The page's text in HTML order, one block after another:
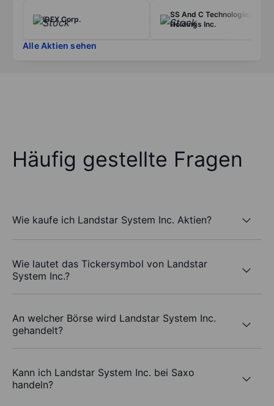
IDEX Corp.
SS And C Technologies
Holdings Inc.
Alle Aktien sehen
Häufig gestellte Fragen
Wie kaufe ich Landstar System Inc. Aktien?
Wie lautet das Tickersymbol von Landstar
System Inc.?
An welcher Börse wird Landstar System Inc.
gehandelt?
Kann ich Landstar System Inc. bei Saxo
handeln?